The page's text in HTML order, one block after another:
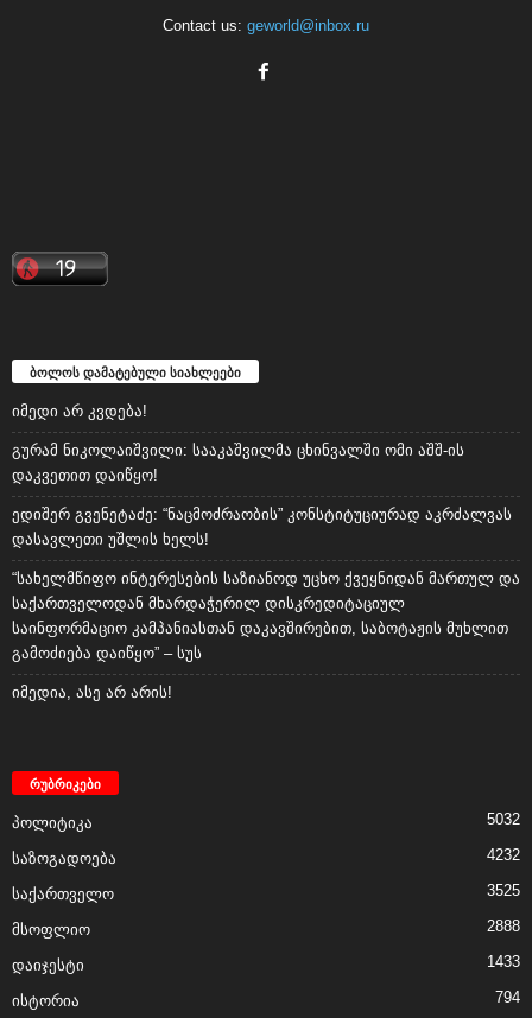
Contact us: geworld@inbox.ru
ბოლოს დამატებული სიახლეები
იმედი არ კვდება!
გურამ ნიკოლაიშვილი: სააკაშვილმა ცხინვალში ომი აშშ-ის
დაკვეთით დაიწყო!
ედიშერ გვენეტაძე: “ნაცმოძრაობის” კონსტიტუციურად აკრძალვას
დასავლეთი უშლის ხელს!
“სახელმწიფო ინტერესების საზიანოდ უცხო ქვეყნიდან მართულ და
საქართველოდან მხარდაჭერილ დისკრედიტაციულ
საინფორმაციო კამპანიასთან დაკავშირებით, საბოტაჟის მუხლით
გამოძიება დაიწყო” – სუს
იმედია, ასე არ არის!
რუბრიკები
პოლიტიკა 5032
საზოგადოება 4232
საქართველო 3525
მსოფლიო 2888
დაიჯესტი 1433
ისტორია 794